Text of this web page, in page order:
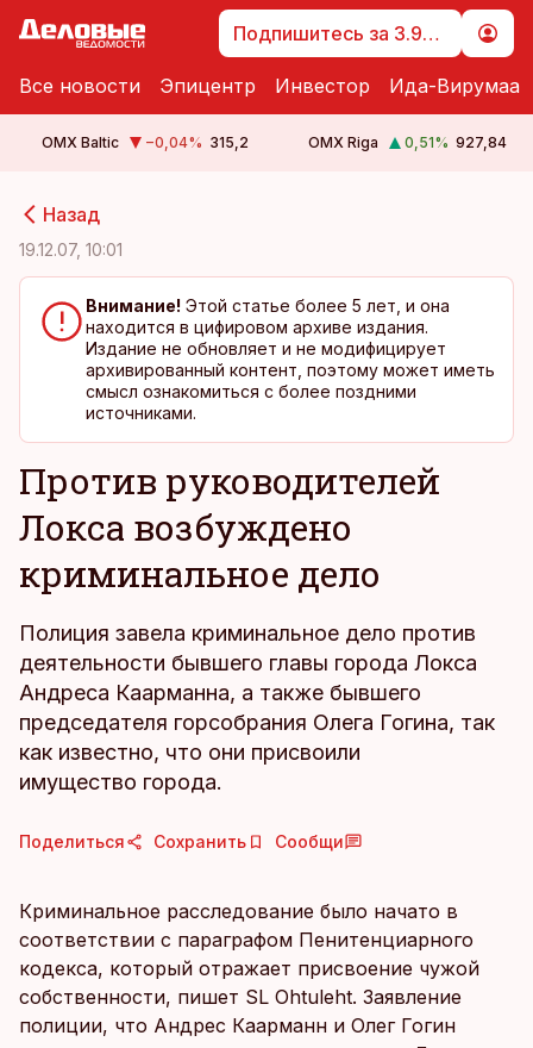
Подпишитесь за 3.99 €
Все новости Эпицентр Инвестор Ида-Вирумаа
OMX Baltic −0,04% 315,2 OMX Riga 0,51% 927,84
Назад
19.12.07, 10:01
Внимание! Этой статье более 5 лет, и она
находится в цифировом архиве издания.
Издание не обновляет и не модифицирует
архивированный контент, поэтому может иметь
смысл ознакомиться с более поздними
источниками.
Против руководителей
Локса возбуждено
криминальное дело
Полиция завела криминальное дело против
деятельности бывшего главы города Локса
Андреса Каарманна, а также бывшего
председателя горсобрания Олега Гогина, так
как известно, что они присвоили
имущество города.
Поделиться Сохранить Сообщи
Криминальное расследование было начато в
соответствии с параграфом Пенитенциарного
кодекса, который отражает присвоение чужой
собственности, пишет SL Ohtuleht. Заявление
полиции, что Андрес Каарманн и Олег Гогин